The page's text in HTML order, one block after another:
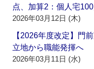
点、加算2：個人宅
2026年03月12日 (木)
【2026年度改定】門
立地から職能発揮へ
2026年03月11日 (水)